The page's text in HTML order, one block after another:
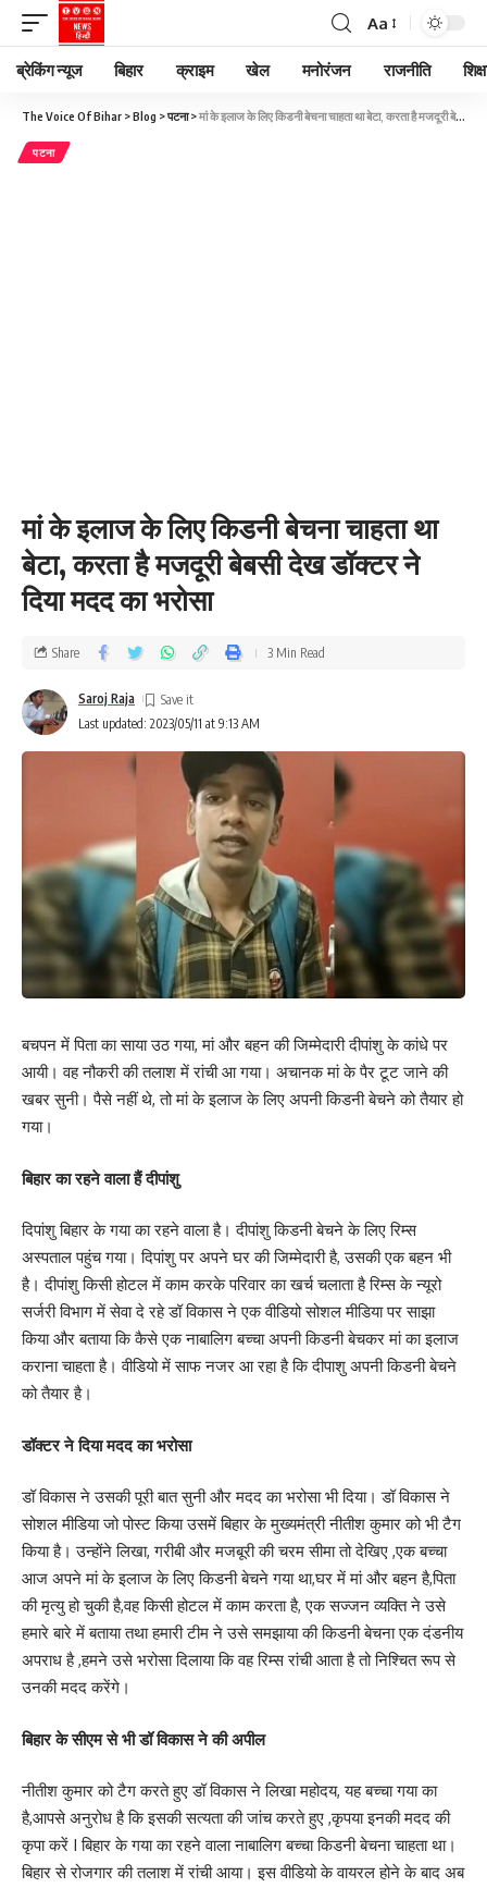
Aa
ब्रेकिंग न्यूज बिहार क्राइम खेल मनोरंजन राजनीति
The Voice Of Bihar >Blog >पटना>मां के इलाज के लिए किडनी बेचना चाहता था बेटा, करता है मजदूरी बेबसी देख डॉक्टर ने दिया मदद का भरोसा
पटना
मां के इलाज के लिए किडनी बेचना चाहता था
बेटा, करता है मजदूरी बेबसी देख डॉक्टर ने
दिया मदद का भरोसा
Last updated: 2023/05/11 at 9:13 AM
Saroj Raja
Share 3 Min Read
बचपन में पिता का साया उठ गया, मां और बहन की जिम्मेदारी दीपांशु के कांधे पर
आयी। वह नौकरी की तलाश में रांची आ गया। अचानक मां के पैर टूट जाने की
खबर सुनी। पैसे नहीं थे, तो मां के इलाज के लिए अपनी किडनी बेचने को तैयार हो
गया।
बिहार का रहने वाला हैं दीपांशु
दिपांशु बिहार के गया का रहने वाला है। दीपांशु किडनी बेचने के लिए रिम्स
अस्पताल पहुंच गया। दिपांशु पर अपने घर की जिम्मेदारी है, उसकी एक बहन भी
है। दीपांशु किसी होटल में काम करके परिवार का खर्च चलाता है रिम्स के न्यूरो
सर्जरी विभाग में सेवा दे रहे डॉ विकास ने एक वीडियो सोशल मीडिया पर साझा
किया और बताया कि कैसे एक नाबालिग बच्चा अपनी किडनी बेचकर मां का इलाज
कराना चाहता है। वीडियो में साफ नजर आ रहा है कि दीपाशु अपनी किडनी बेचने
को तैयार है।
डॉक्टर ने दिया मदद का भरोसा
डॉ विकास ने उसकी पूरी बात सुनी और मदद का भरोसा भी दिया। डॉ विकास ने
सोशल मीडिया जो पोस्ट किया उसमें बिहार के मुख्यमंत्री नीतीश कुमार को भी टैग
किया है। उन्होंने लिखा, गरीबी और मजबूरी की चरम सीमा तो देखिए ,एक बच्चा
आज अपने मां के इलाज के लिए किडनी बेचने गया था,घर में मां और बहन है,पिता
की मृत्यु हो चुकी है,वह किसी होटल में काम करता है, एक सज्जन व्यक्ति ने उसे
हमारे बारे में बताया तथा हमारी टीम ने उसे समझाया की किडनी बेचना एक दंडनीय
अपराध है ,हमने उसे भरोसा दिलाया कि वह रिम्स रांची आता है तो निश्चित रूप से
उनकी मदद करेंगे।
बिहार के सीएम से भी डॉ विकास ने की अपील
नीतीश कुमार को टैग करते हुए डॉ विकास ने लिखा महोदय, यह बच्चा गया का
है,आपसे अनुरोध है कि इसकी सत्यता की जांच करते हुए ,कृपया इनकी मदद की
कृपा करें I बिहार के गया का रहने वाला नाबालिग बच्चा किडनी बेचना चाहता था।
बिहार से रोजगार की तलाश में रांची आया। इस वीडियो के वायरल होने के बाद अब